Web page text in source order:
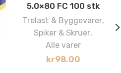
5.0×80 FC 100 stk
Trelast & Byggevarer,
Spiker & Skruer,
Alle varer
kr98.00